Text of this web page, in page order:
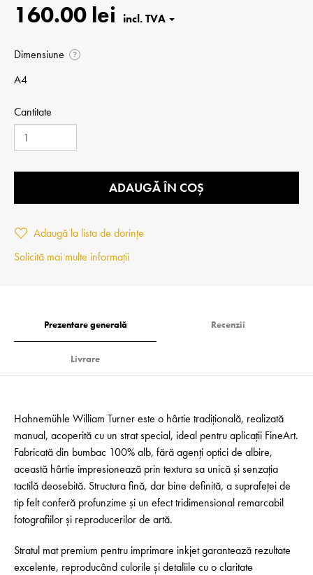
160.00 lei
Dimensiune ?
A4
Cantitate
ADAUGĂ ÎN COȘ
Adaugă la lista de dorințe
Solicită mai multe informații
Prezentare generală Recenzii
Livrare
Hahnemühle William Turner este o hârtie tradițională, realizată
manual, acoperită cu un strat special, ideal pentru aplicații FineArt.
Fabricată din bumbac 100% alb, fără agenți optici de albire,
această hârtie impresionează prin textura sa unică și senzația
tactilă deosebită. Structura fină, dar bine definită, a suprafeței de
tip felt conferă profunzime și un efect tridimensional remarcabil
fotografiilor și reproducerilor de artă.
Stratul mat premium pentru imprimare inkjet garantează rezultate
excelente, reproducând culorile și detaliile cu o claritate